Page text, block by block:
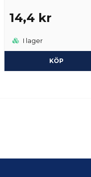
14,4 kr
I lager
KÖP